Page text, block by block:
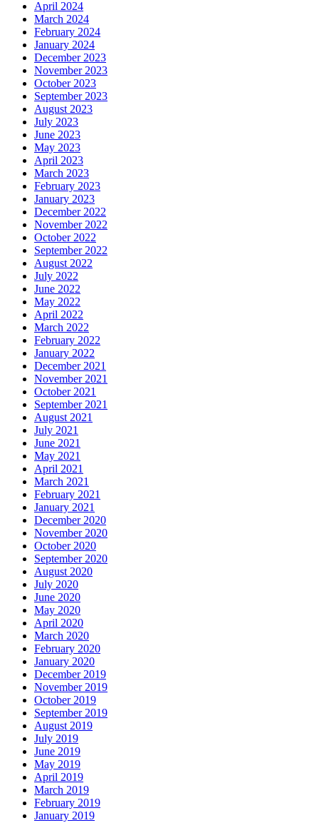
April 2024
March 2024
February 2024
January 2024
December 2023
November 2023
October 2023
September 2023
August 2023
July 2023
June 2023
May 2023
April 2023
March 2023
February 2023
January 2023
December 2022
November 2022
October 2022
September 2022
August 2022
July 2022
June 2022
May 2022
April 2022
March 2022
February 2022
January 2022
December 2021
November 2021
October 2021
September 2021
August 2021
July 2021
June 2021
May 2021
April 2021
March 2021
February 2021
January 2021
December 2020
November 2020
October 2020
September 2020
August 2020
July 2020
June 2020
May 2020
April 2020
March 2020
February 2020
January 2020
December 2019
November 2019
October 2019
September 2019
August 2019
July 2019
June 2019
May 2019
April 2019
March 2019
February 2019
January 2019